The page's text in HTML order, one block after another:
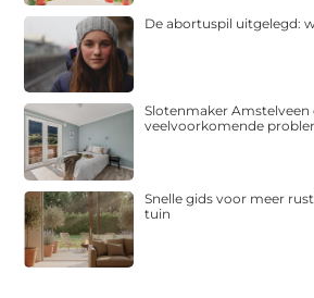
De abortuspil uitgelegd:
Slotenmaker Amstelveen
veelvoorkomende
Snelle gids voor meer
tuin